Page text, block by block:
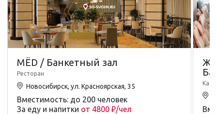
МЁD / Банкетный зал
Ресторан
Новосибирск, ул. Красноярская, 35
Вместимость: до 200 человек
За еду и напитки от 4800 ₽/чел
Кафе